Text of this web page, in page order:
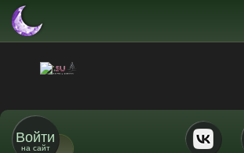
Войти
на сайт